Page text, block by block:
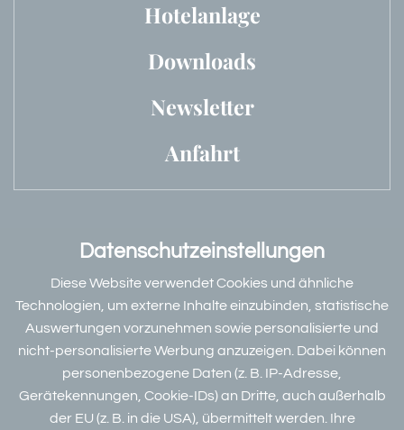
Datenschutzeinstellungen
Diese Website verwendet Cookies und ähnliche
Technologien, um externe Inhalte einzubinden, statistische
Auswertungen vorzunehmen sowie personalisierte und
nicht-personalisierte Werbung anzuzeigen. Dabei können
personenbezogene Daten (z. B. IP-Adresse,
Gerätekennungen, Cookie-IDs) an Dritte, auch außerhalb
der EU (z. B. in die USA), übermittelt werden. Ihre
Hotelanlage
Downloads
Newsletter
Anfahrt
Bewertungen & Partner
Datenschutz
Dieser Inhalt ist nur sichtbar wenn Sie Cookies von
"DEHOGA Deutsche Hotelklassifizierung GmbH"